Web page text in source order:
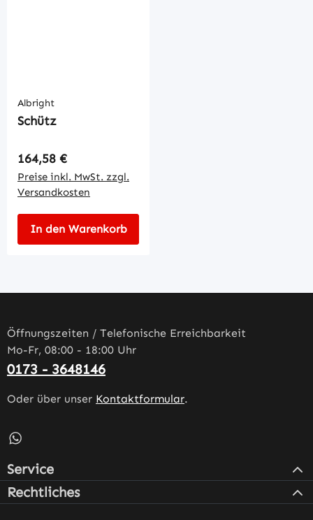
Albright
Schütz
Regulärer Preis:
164,58 €
Preise inkl. MwSt. zzgl.
Versandkosten
In den Warenkorb
Öffnungszeiten / Telefonische Erreichbarkeit
Mo-Fr, 08:00 - 18:00 Uhr
0173 - 3648146
Oder über unser Kontaktformular.
Schreib uns auf WhatsApp – öffnet in neuem Tab
Service
Rechtliches